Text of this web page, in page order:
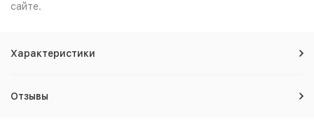
сайте.
Характеристики
Отзывы